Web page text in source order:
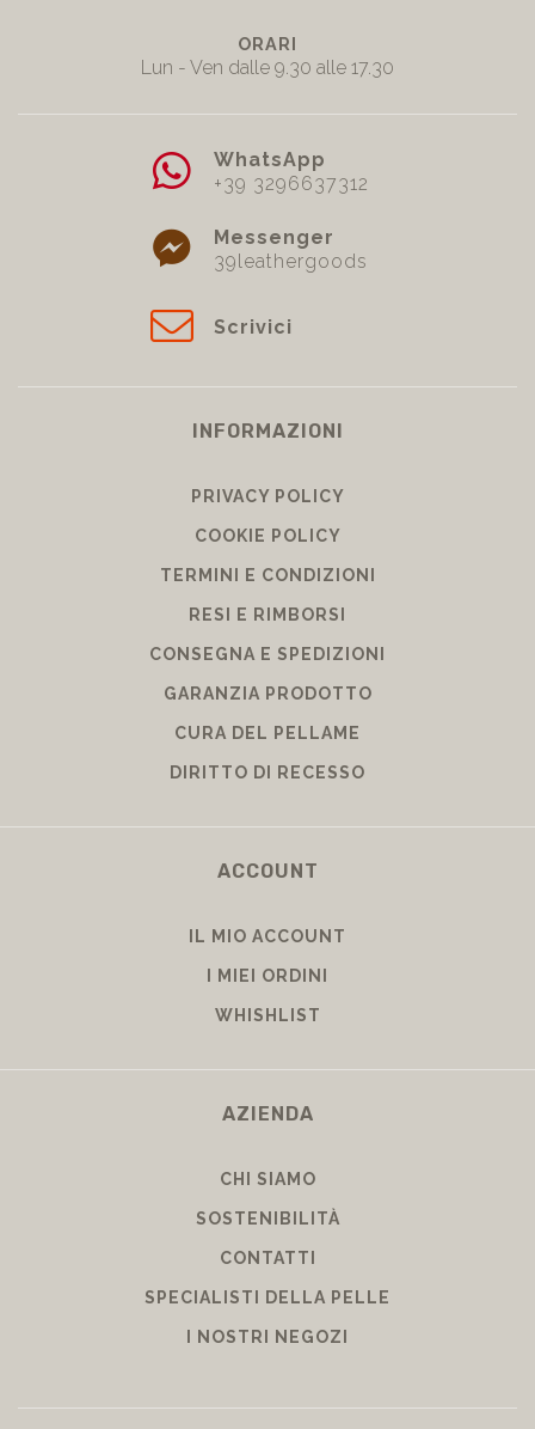
ORARI
Lun - Ven dalle 9.30 alle 17.30
WhatsApp
+39 3296637312
Messenger
39leathergoods
Scrivici
INFORMAZIONI
PRIVACY POLICY
COOKIE POLICY
TERMINI E CONDIZIONI
RESI E RIMBORSI
CONSEGNA E SPEDIZIONI
GARANZIA PRODOTTO
CURA DEL PELLAME
DIRITTO DI RECESSO
ACCOUNT
IL MIO ACCOUNT
I MIEI ORDINI
WHISHLIST
AZIENDA
CHI SIAMO
SOSTENIBILITÀ
CONTATTI
SPECIALISTI DELLA PELLE
I NOSTRI NEGOZI